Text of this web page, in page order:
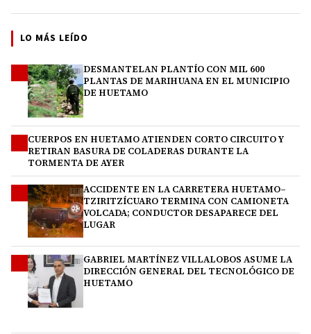
LO MÁS LEÍDO
DESMANTELAN PLANTÍO CON MIL 600
PLANTAS DE MARIHUANA EN EL MUNICIPIO
DE HUETAMO
CUERPOS EN HUETAMO ATIENDEN CORTO CIRCUITO Y
RETIRAN BASURA DE COLADERAS DURANTE LA
TORMENTA DE AYER
ACCIDENTE EN LA CARRETERA HUETAMO–
TZIRITZÍCUARO TERMINA CON CAMIONETA
VOLCADA; CONDUCTOR DESAPARECE DEL
LUGAR
GABRIEL MARTÍNEZ VILLALOBOS ASUME LA
DIRECCIÓN GENERAL DEL TECNOLÓGICO DE
HUETAMO